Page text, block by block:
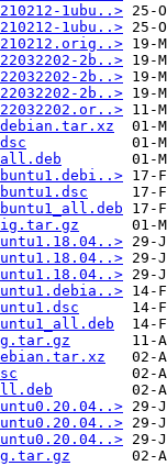
1ubu..>
1ubu..>
2b..>
2b..>
2b..>